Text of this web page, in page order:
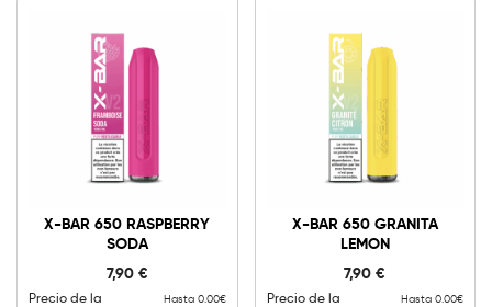
X-BAR 650 RASPBERRY
SODA
7,90 €
Precio de la
Hasta 0.00€
X-BAR 650 GRANITA
LEMON
7,90€
Precio de la
Hasta 0.00€
0mg 10mg
Bar
Granita
cantidad
Añadir al carrito